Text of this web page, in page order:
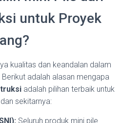
untuk Proyek
kualitas dan keandalan dalam
adalah alasan mengapa
adalah pilihan terbaik untuk
sekitarnya:
Seluruh produk mini pile